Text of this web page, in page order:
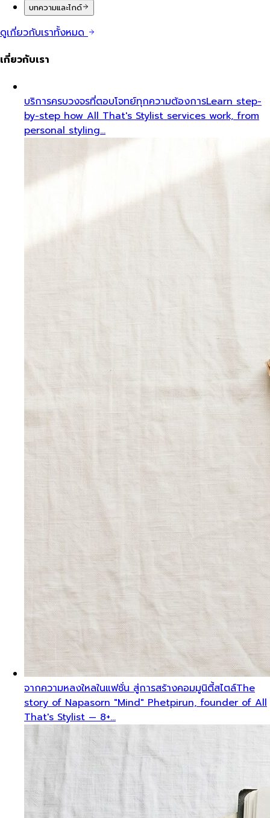
บทความและไกด์
ดูเกี่ยวกับเราทั้งหมด
เกี่ยวกับเรา
บริการครบวงจรที่ตอบโจทย์ทุกความต้องการLearn step-
by-step how All That's Stylist services work, from
personal styling…
จากความหลงใหลในแฟชั่น สู่การสร้างคอมมูนิตี้สไตล์The
story of Napasorn "Mind" Phetpirun, founder of All
That's Stylist — 8+…